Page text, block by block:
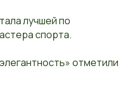
лучшей по
спорта.
отметили